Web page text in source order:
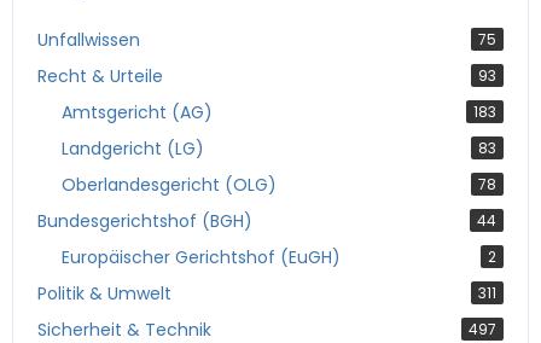
Unfallwissen 75
Recht & Urteile 93
Amtsgericht (AG) 183
Landgericht (LG) 83
Oberlandesgericht (OLG) 78
Bundesgerichtshof (BGH) 44
Europäischer Gerichtshof (EuGH) 2
Politik & Umwelt 311
Sicherheit & Technik 497